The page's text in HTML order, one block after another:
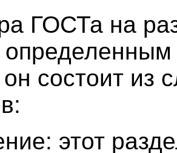
ГОСТа на
состоит из
этот